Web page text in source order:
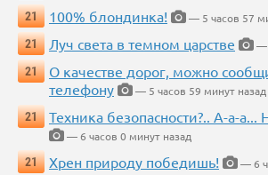
21
100% блондинка!
— 5 часов 57
21
Луч света в темном царстве
—
21
О качестве дорог, можно
телефону
— 5 часов 59 минут назад
21
Техника безопасности?.. А-а-
— 6 часов 0 минут назад
21
Хрен природу победишь! — 6